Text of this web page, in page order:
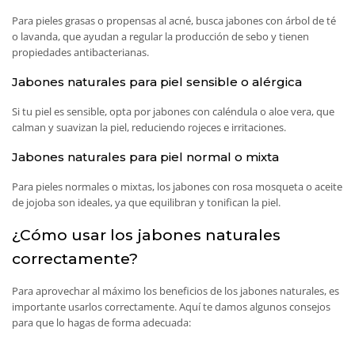
Para pieles grasas o propensas al acné, busca jabones con árbol de té
o lavanda, que ayudan a regular la producción de sebo y tienen
propiedades antibacterianas.
Jabones naturales para piel sensible o alérgica
Si tu piel es sensible, opta por jabones con caléndula o aloe vera, que
calman y suavizan la piel, reduciendo rojeces e irritaciones.
Jabones naturales para piel normal o mixta
Para pieles normales o mixtas, los jabones con rosa mosqueta o aceite
de jojoba son ideales, ya que equilibran y tonifican la piel.
¿Cómo usar los jabones naturales
correctamente?
Para aprovechar al máximo los beneficios de los jabones naturales, es
importante usarlos correctamente. Aquí te damos algunos consejos
para que lo hagas de forma adecuada: